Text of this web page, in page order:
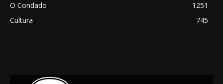
O Condado
1251
Cultura
745